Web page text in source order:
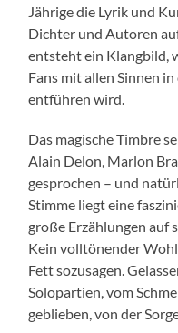
Jährige die Lyrik und
Dichter und Autoren
entsteht ein Klangbild,
Fans mit allen Sinnen
entführen wird.
Das magische Timbre
Alain Delon, Marlon
gesprochen – und
Stimme liegt eine
große Erzählungen auf
Kein volltönender
Fett sozusagen.
Solopartien, vom
geblieben, von der